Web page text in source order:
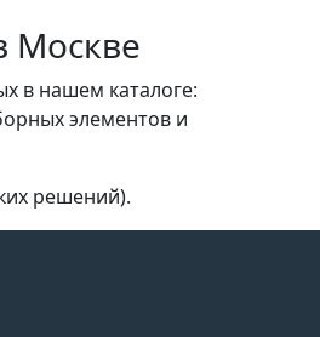
Москве
в нашем каталоге:
элементов и
решений).